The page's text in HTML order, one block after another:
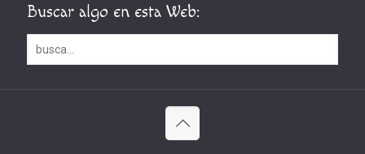
Buscar algo en esta Web: